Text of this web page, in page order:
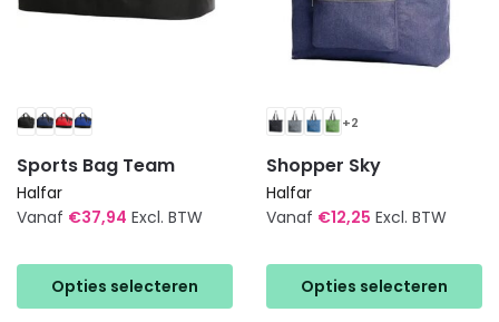
Sports Bag Team
Halfar
Vanaf €37,94 Excl. BTW
Opties selecteren
product
heeft
+2
Shopper Sky
Halfar
Vanaf €12,25 Excl. BTW
Opties selecteren
product
heeft